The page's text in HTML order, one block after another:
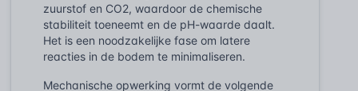
zuurstof en CO2, waardoor de chemische
stabiliteit toeneemt en de pH-waarde daalt.
Het is een noodzakelijke fase om latere
reacties in de bodem te minimaliseren.
Mechanische opwerking vormt de volgende